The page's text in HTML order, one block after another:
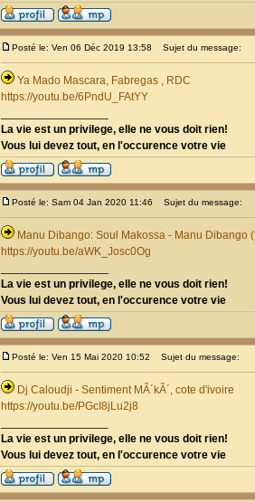
Posté le: Ven 06 Déc 2019 13:58 Sujet du message:
Ya Mado Mascara, Fabregas , RDC
https://youtu.be/6PndU_FAtYY
La vie est un privilege, elle ne vous doit rien!
Vous lui devez tout, en l'occurence votre vie
Posté le: Sam 04 Jan 2020 11:46 Sujet du message:
Manu Dibango: Soul Makossa - Manu Dibango
https://youtu.be/aWK_Josc0Og
La vie est un privilege, elle ne vous doit rien!
Vous lui devez tout, en l'occurence votre vie
Posté le: Ven 15 Mai 2020 10:52 Sujet du message:
Dj Caloudji - Sentiment MÃ´kÃ´, cote d'ivoire
https://youtu.be/PGcI8jLu2j8
La vie est un privilege, elle ne vous doit rien!
Vous lui devez tout, en l'occurence votre vie